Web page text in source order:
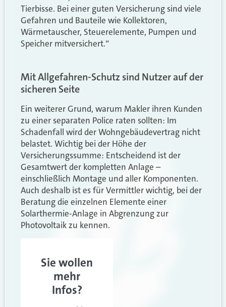
Tierbisse. Bei einer guten Versicherung sind viele
Gefahren und Bauteile wie Kollektoren,
Wärmetauscher, Steuerelemente, Pumpen und
Speicher mitversichert.“
Mit Allgefahren-Schutz sind Nutzer auf der
sicheren Seite
Ein weiterer Grund, warum Makler ihren Kunden
zu einer separaten Police raten sollten: Im
Schadenfall wird der Wohngebäudevertrag nicht
belastet. Wichtig bei der Höhe der
Versicherungssumme: Entscheidend ist der
Gesamtwert der kompletten Anlage –
einschließlich Montage und aller Komponenten.
Auch deshalb ist es für Vermittler wichtig, bei der
Beratung die einzelnen Elemente einer
Solarthermie-Anlage in Abgrenzung zur
Photovoltaik zu kennen.
Sie wollen
mehr
Infos?